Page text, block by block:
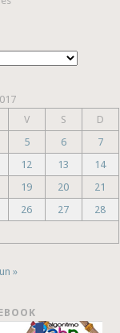
V S
D
5 6
7
12 13
14
19 20
21
26 27
28
»